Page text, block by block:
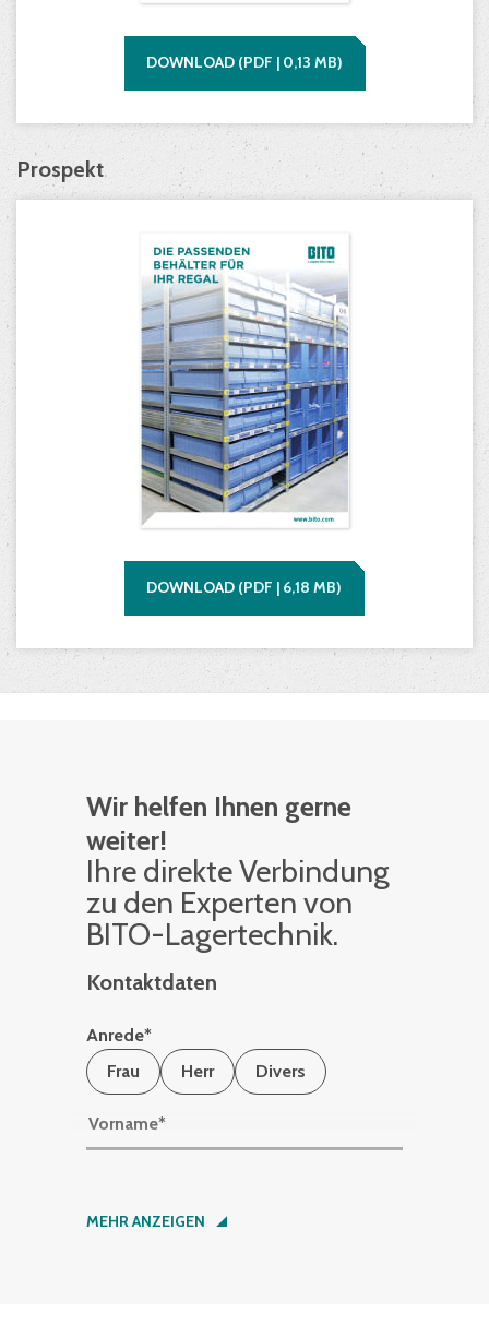
DOWNLOAD (PDF | 0,13 MB)
Prospekt
DOWNLOAD (PDF | 6,18 MB)
Wir helfen Ihnen gerne
weiter!
Ihre di­rek­te Ver­bin­dung
zu den Ex­per­ten von
BITO-La­ger­tech­nik.
Kontaktdaten
Anrede*
Frau
Herr Divers
Vorname*
Nachname*
MEHR ANZEIGEN